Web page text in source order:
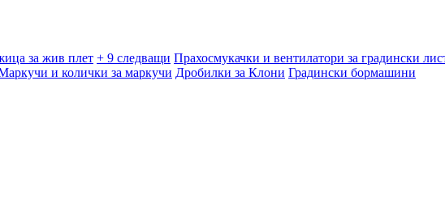
за жив плет + 9 следващи Прахосмукачки и вентилатори за градински
и колички за маркучи Дробилки за Клони Градински бормашини